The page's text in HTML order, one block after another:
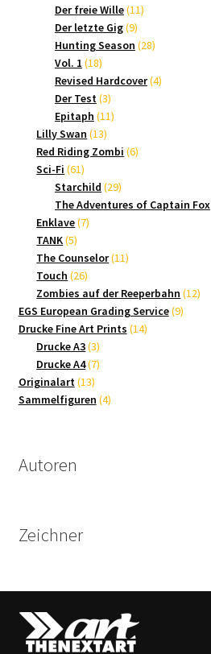
Produkte
Der freie Wille 1111
Der letzte Gig 99
Produkte
Hunting Season 2828
Vol. 1 1818
Produkte
Revised Hardcover 44
Der Test 33
Produkte
Epitaph 1111
Lilly Swan 1313
Produkte
Red Riding Zombi 66
Sci-Fi 6161
Produkte
Starchild 2929
Produkte
The Adventures of Captain Fox
Enklave 77
TANK 55
Produkte
The Counselor 1111
Touch 2626
Produkte
Zombies auf der Reeperbahn 1212
EGS European Grading Service 99
Drucke Fine Art Prints 1414
Drucke A3 33
Produkte
Drucke A4 77
Originalart 1313
Produkte
Sammelfiguren 44
Autoren
Zeichner